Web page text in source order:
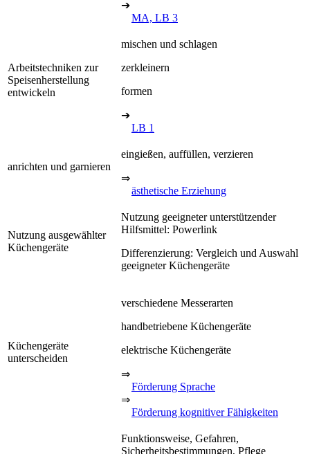
➔
MA, LB 3
Arbeitstechniken zur
Speisenherstellung
entwickeln
mischen und schlagen
zerkleinern
formen
➔
LB 1
anrichten und garnieren
eingießen, auffüllen, verzieren
⇒
ästhetische Erziehung
Nutzung ausgewählter
Küchengeräte
Nutzung geeigneter unterstützender
Hilfsmittel: Powerlink
Differenzierung: Vergleich und Auswahl
geeigneter Küchengeräte
Küchengeräte
unterscheiden
verschiedene Messerarten
handbetriebene Küchengeräte
elektrische Küchengeräte
⇒
Förderung Sprache
⇒
Förderung kognitiver Fähigkeiten
Funktionsweise, Gefahren,
Sicherheitsbestimmungen, Pflege